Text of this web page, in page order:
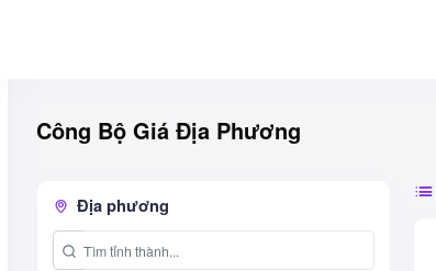
Công Bộ Giá Địa Phương
Địa phương